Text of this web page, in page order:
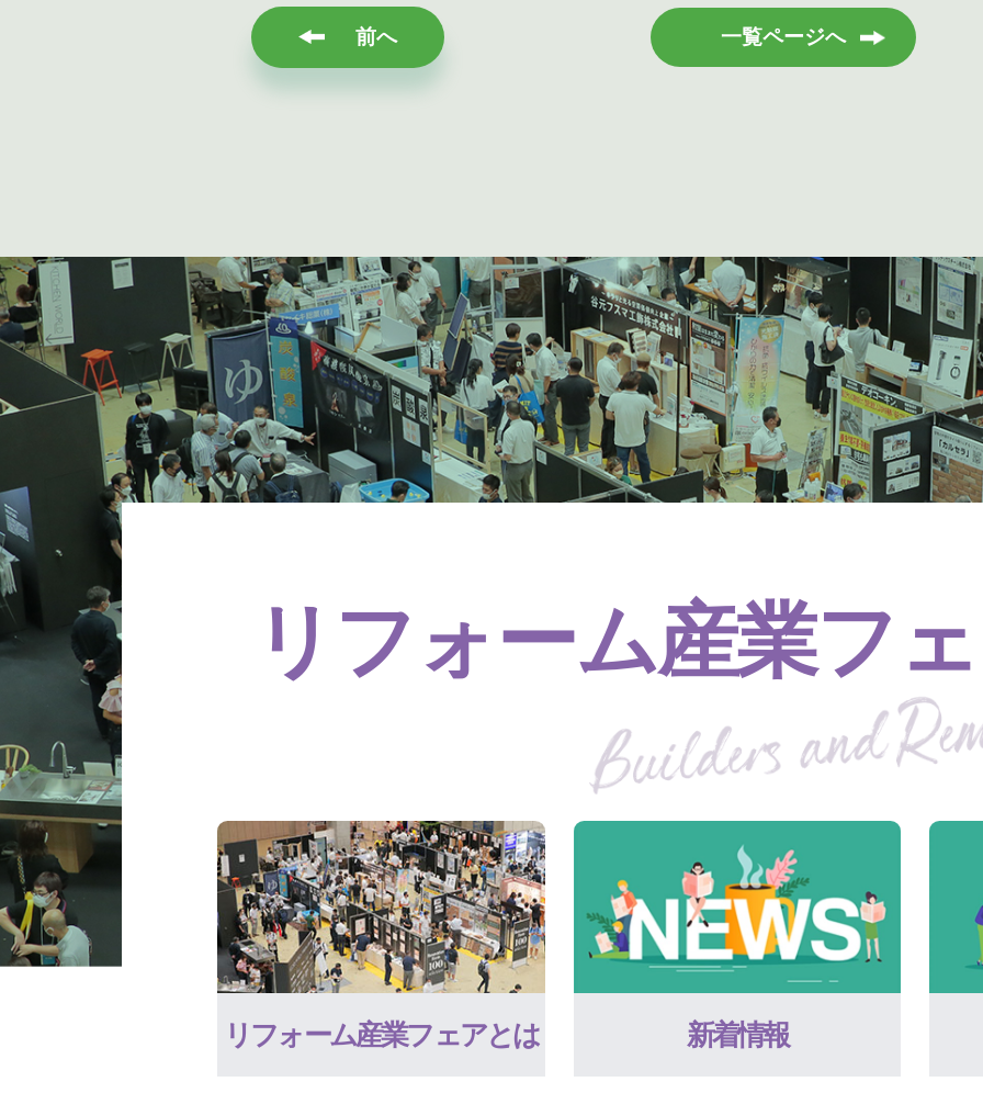
前へ 一覧ページへ
リフォーム産業フ
リフォーム産業フェアとは 新着情報